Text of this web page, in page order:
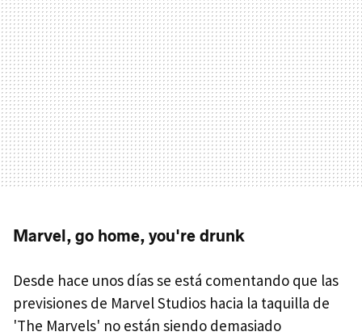
Marvel, go home, you're drunk
Desde hace unos días se está comentando que las
previsiones de Marvel Studios hacia la taquilla de
'The Marvels' no están siendo demasiado